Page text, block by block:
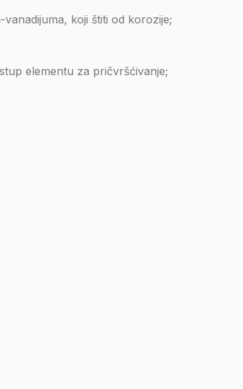
koji štiti od korozije;
elementu za pričvršćivanje;